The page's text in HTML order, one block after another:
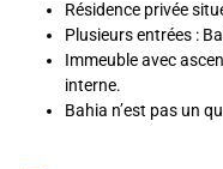
Résidence privée
Plusieurs entrées :
Immeuble avec
interne.
Bahia n’est pas un